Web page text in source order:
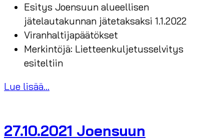
Esitys Joensuun alueellisen
jätelautakunnan jätetaksaksi 1.1.2022
Viranhaltijapäätökset
Merkintöjä: Lietteenkuljetusselvitys
esiteltiin
Lue lisää...
27.10.2021 Joensuun